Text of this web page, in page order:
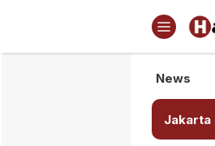
News
Jakarta